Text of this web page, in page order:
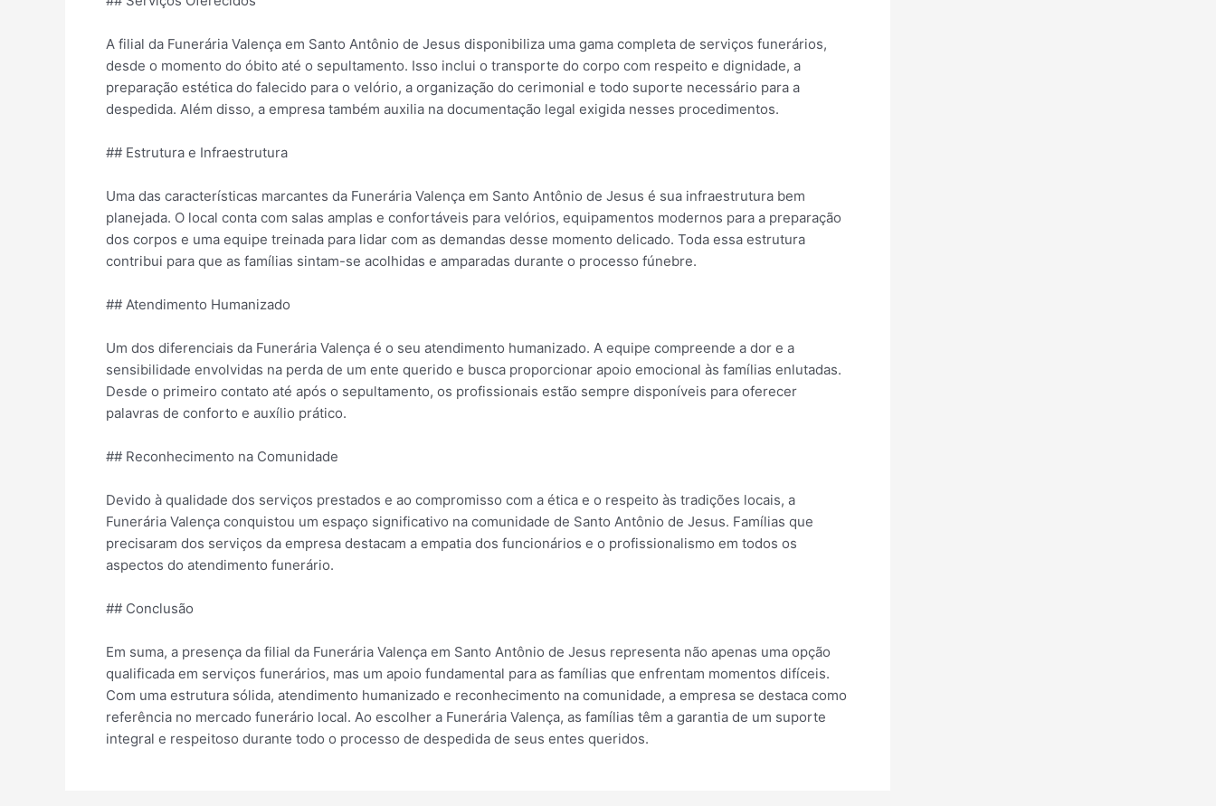
A filial da Funerária Valença em Santo Antônio de Jesus disponibiliza uma gama completa de serviços funerários,
desde o momento do óbito até o sepultamento. Isso inclui o transporte do corpo com respeito e dignidade, a
preparação estética do falecido para o velório, a organização do cerimonial e todo suporte necessário para a
despedida. Além disso, a empresa também auxilia na documentação legal exigida nesses procedimentos.
## Estrutura e Infraestrutura
Uma das características marcantes da Funerária Valença em Santo Antônio de Jesus é sua infraestrutura bem
planejada. O local conta com salas amplas e confortáveis para velórios, equipamentos modernos para a preparação
dos corpos e uma equipe treinada para lidar com as demandas desse momento delicado. Toda essa estrutura
contribui para que as famílias sintam-se acolhidas e amparadas durante o processo fúnebre.
## Atendimento Humanizado
Um dos diferenciais da Funerária Valença é o seu atendimento humanizado. A equipe compreende a dor e a
sensibilidade envolvidas na perda de um ente querido e busca proporcionar apoio emocional às famílias enlutadas.
Desde o primeiro contato até após o sepultamento, os profissionais estão sempre disponíveis para oferecer
palavras de conforto e auxílio prático.
## Reconhecimento na Comunidade
Devido à qualidade dos serviços prestados e ao compromisso com a ética e o respeito às tradições locais, a
Funerária Valença conquistou um espaço significativo na comunidade de Santo Antônio de Jesus. Famílias que
precisaram dos serviços da empresa destacam a empatia dos funcionários e o profissionalismo em todos os
aspectos do atendimento funerário.
## Conclusão
Em suma, a presença da filial da Funerária Valença em Santo Antônio de Jesus representa não apenas uma opção
qualificada em serviços funerários, mas um apoio fundamental para as famílias que enfrentam momentos difíceis.
Com uma estrutura sólida, atendimento humanizado e reconhecimento na comunidade, a empresa se destaca como
referência no mercado funerário local. Ao escolher a Funerária Valença, as famílias têm a garantia de um suporte
integral e respeitoso durante todo o processo de despedida de seus entes queridos.